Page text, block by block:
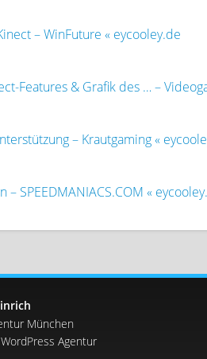
– WinFuture « eycooley.de
Features & Grafik des … –
– Krautgaming «
SPEEDMANIACS.COM «
München
Agentur